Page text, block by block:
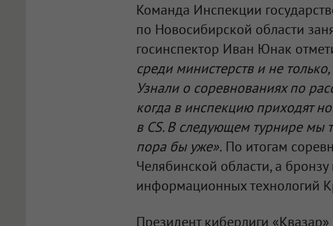
Команда Инспекции
по Новосибирской области
госинспектор Иван Юнак
среди министерств и не
Узнали о соревнованиях по
когда в инспекцию приходят
в CS. В следующем турнире мы
пора бы уже».По итогам
Челябинской области, а
информационных технологий
Президент киберлиги